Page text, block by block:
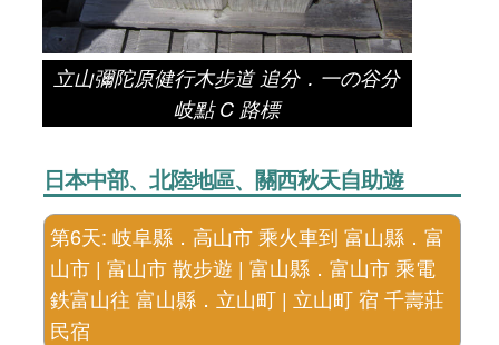
立山彌陀原健行木步道 追分．一の谷分
岐點 C 路標
日本中部、北陸地區、關西秋天自助遊
第6天: 岐阜縣．高山市 乘火車到 富山縣．富
山市 | 富山市 散步遊 | 富山縣．富山市 乘電
鉄富山往 富山縣．立山町 | 立山町 宿 千壽莊
民宿